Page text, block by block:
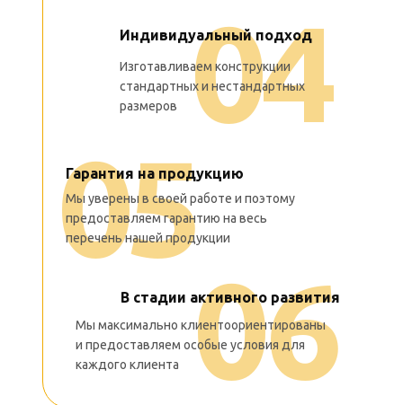
04
05
Изготавливаем конструкции
стандартных и нестандартных
размеров
Мы максимально
клиентоориентированы
и предоставляем особые условия
Мы уверены в своей работе и поэтому
предоставляем гарантию на весь
перечень нашей продукции
06
Индивидуальный подход
Гарантия на продукцию
В стадии активного развития
Мы максимально клиентоориентированы
и предоставляем особые условия для
каждого клиента